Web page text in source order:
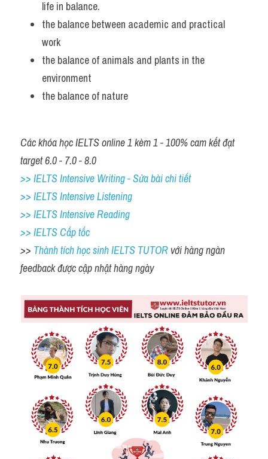
life in balance.
the balance between academic and practical
work
the balance of animals and plants in the
environment
the balance of nature
Các khóa học IELTS online 1 kèm 1 - 100% cam kết đạt
target 6.0 - 7.0 - 8.0
>> IELTS Intensive Writing - Sửa bài chi tiết
>> IELTS Intensive Listening
>> IELTS Intensive Reading
>> IELTS Cấp tốc
>> Thành tích học sinh IELTS TUTOR với hàng ngàn
feedback được cập nhật hàng ngày